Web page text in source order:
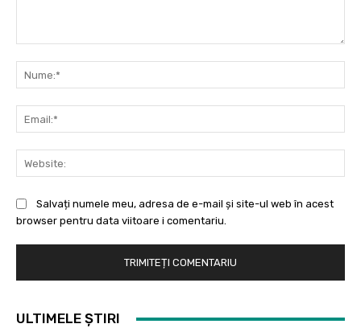
Salvați numele meu, adresa de e-mail și site-ul web în acest
browser pentru data viitoare i comentariu.
ULTIMELE ȘTIRI